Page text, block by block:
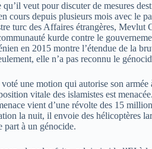
veut pour discuter de mesures
cours depuis plusieurs mois avec
turc des Affaires étrangères,
kurde contre le
en 2015 montre l’étendue de la
elle n’a pas reconnu le
une motion qui autorise son
vitale des islamistes est
vient d’une révolte des 15
la nuit, il envoie des hélicoptères
part à un génocide.